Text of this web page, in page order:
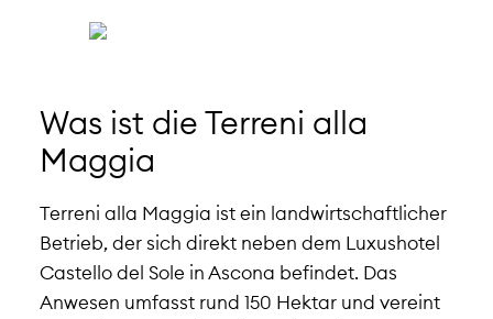
Was ist die Terreni alla
Maggia
Terreni alla Maggia ist ein landwirtschaftlicher
Betrieb, der sich direkt neben dem Luxushotel
Castello del Sole in Ascona befindet. Das
Anwesen umfasst rund 150 Hektar und vereint